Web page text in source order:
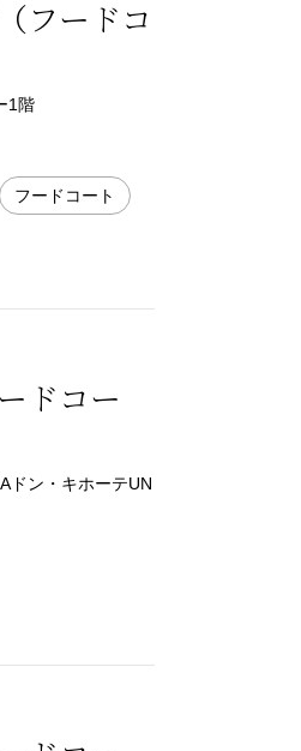
フードコ
1階
フードコート
ドコー
ドン・キホーテUN